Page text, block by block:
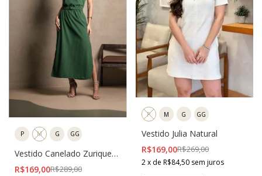
P M G GG
Vestido Canelado Zurique
Verde
R$169,00R$289,00
P M G GG
Vestido Julia Natural
R$169,00R$269,00
2 x de R$84,50 sem juros